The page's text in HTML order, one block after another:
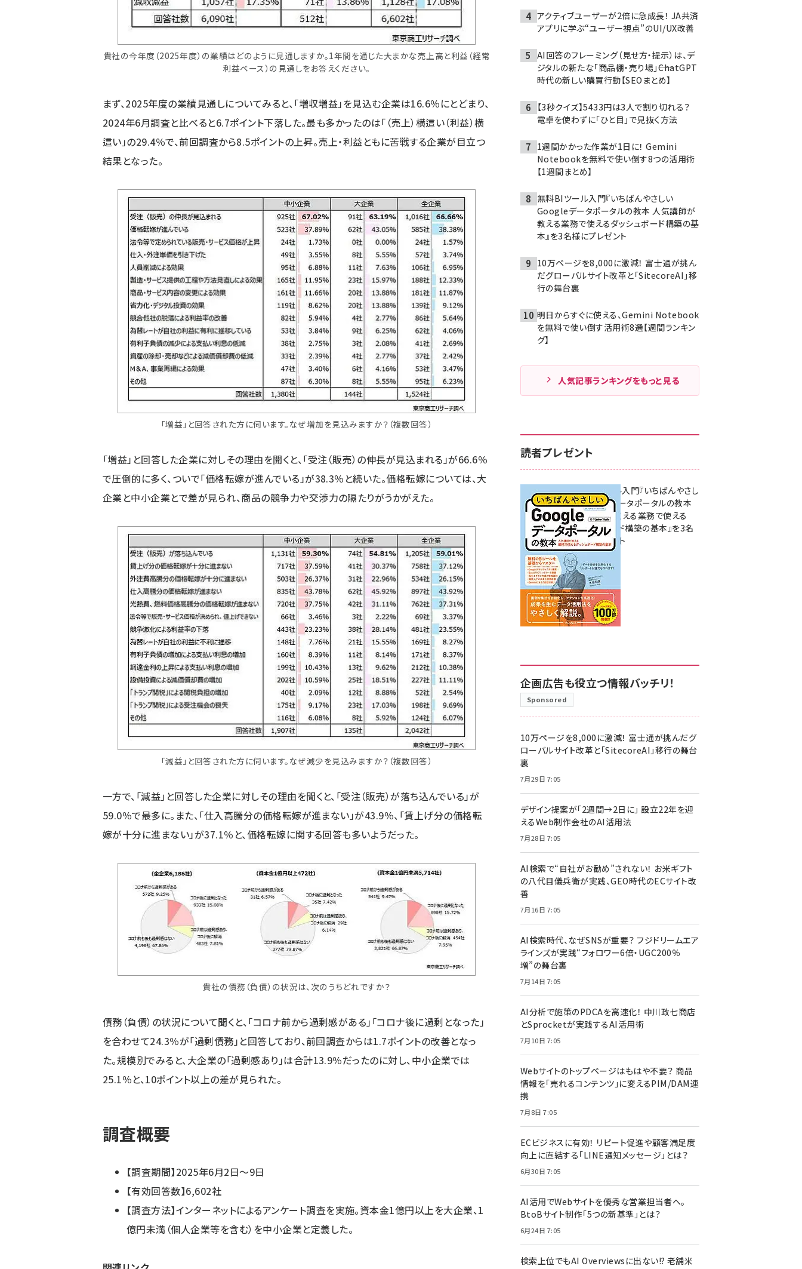
貴社の今年度（2025年度）の業績はどのように見通しますか。1年間を通じた大まかな売上高と利益（経常
利益ベース）の見通しをお答えください。
まず、2025年度の業績見通しについてみると、「増収増益」を見込む企業は16.6％にとどまり、
2024年6月調査と比べると6.7ポイント下落した。最も多かったのは「（売上）横這い（利益）横
這い」の29.4％で、前回調査から8.5ポイントの上昇。売上・利益ともに苦戦する企業が目立つ
結果となった。
「増益」と回答された方に伺います。なぜ増加を見込みますか？（複数回答）
「増益」と回答した企業に対しその理由を聞くと、「受注（販売）の伸長が見込まれる」が66.6％
で圧倒的に多く、ついで「価格転嫁が進んでいる」が38.3％と続いた。価格転嫁については、大
企業と中小企業とで差が見られ、商品の競争力や交渉力の隔たりがうかがえた。
「減益」と回答された方に伺います。なぜ減少を見込みますか？（複数回答）
一方で、「減益」と回答した企業に対しその理由を聞くと、「受注（販売）が落ち込んでいる」が
59.0％で最多に。また、「仕入高騰分の価格転嫁が進まない」が43.9％、「賃上げ分の価格転
嫁が十分に進まない」が37.1％と、価格転嫁に関する回答も多いようだった。
貴社の債務（負債）の状況は、次のうちどれですか？
債務（負債）の状況について聞くと、「コロナ前から過剰感がある」「コロナ後に過剰となった」
を合わせて24.3％が「過剰債務」と回答しており、前回調査からは1.7ポイントの改善となっ
た。規模別でみると、大企業の「過剰感あり」は合計13.9％だったのに対し、中小企業では
25.1％と、10ポイント以上の差が見られた。
調査概要
【調査期間】2025年6月2日～9日
【有効回答数】6,602社
【調査方法】インターネットによるアンケート調査を実施。資本金1億円以上を大企業、1
億円未満（個人企業等を含む）を中小企業と定義した。
アクティブユーザーが2倍に急成長！ JA共済
アプリに学ぶ“ユーザー視点”のUI/UX改善
AI回答のフレーミング（見せ方・提示）は、デ
ジタルの新たな「商品棚・売り場」――ChatGPT
時代の新しい購買行動【SEOまとめ】
【3秒クイズ】5433円は3人で割り切れる？
電卓を使わずに「ひと目」で見抜く方法
1週間かかった作業が1日に！ Gemini
Notebookを無料で使い倒す8つの活用術
【1週間まとめ】
無料BIツール入門『いちばんやさしい
Googleデータポータルの教本 人気講師が
教える業務で使えるダッシュボード構築の基
本』を3名様にプレゼント
10万ページを8,000に激減！ 富士通が挑ん
だグローバルサイト改革と「SitecoreAI」移
行の舞台裏
明日からすぐに使える、Gemini Notebook
を無料で使い倒す活用術8選【週間ランキン
グ】
人気記事ランキングをもっと見る
読者プレゼント
無料BIツール入門『いちばんやさし
いGoogleデータポータルの教本
人気講師が教える業務で使える
ダッシュボード構築の基本』を3名
様にプレゼント
7月31日 10:00
企画広告も役立つ情報バッチリ！
Sponsored
10万ページを8,000に激減！ 富士通が挑んだグ
ローバルサイト改革と「SitecoreAI」移行の舞台
裏
7月29日 7:05
デザイン提案が「2週間→2日に」 設立22年を迎
えるWeb制作会社のAI活用法
7月28日 7:05
AI検索で“自社がお勧め”されない！ お米ギフト
の八代目儀兵衛が実践、GEO時代のECサイト改
善
7月16日 7:05
AI検索時代、なぜSNSが重要？ フジドリームエア
ラインズが実践“フォロワー6倍・UGC200％
増”の舞台裏
7月14日 7:05
AI分析で施策のPDCAを高速化！ 中川政七商店
とSprocketが実践するAI活用術
7月10日 7:05
Webサイトのトップページはもはや不要？ 商品
情報を「売れるコンテンツ」に変えるPIM/DAM連
携
7月8日 7:05
ECビジネスに有効！ リピート促進や顧客満足度
向上に直結する「LINE通知メッセージ」とは？
6月30日 7:05
AI活用でWebサイトを優秀な営業担当者へ。
BtoBサイト制作「5つの新基準」とは？
6月24日 7:05
検索上位でもAI Overviewsに出ない!? 老舗米